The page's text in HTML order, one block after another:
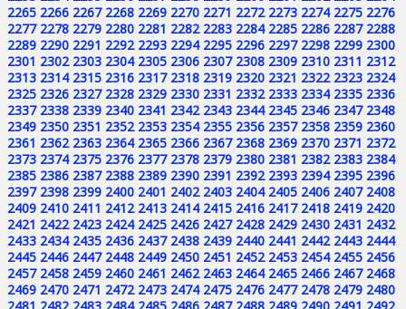
2265 2266 2267 2268 2269 2270 2271 2272 2273 2274 2275 2276
2277 2278 2279 2280 2281 2282 2283 2284 2285 2286 2287 2288
2289 2290 2291 2292 2293 2294 2295 2296 2297 2298 2299 2300
2301 2302 2303 2304 2305 2306 2307 2308 2309 2310 2311 2312
2313 2314 2315 2316 2317 2318 2319 2320 2321 2322 2323 2324
2325 2326 2327 2328 2329 2330 2331 2332 2333 2334 2335 2336
2337 2338 2339 2340 2341 2342 2343 2344 2345 2346 2347 2348
2349 2350 2351 2352 2353 2354 2355 2356 2357 2358 2359 2360
2361 2362 2363 2364 2365 2366 2367 2368 2369 2370 2371 2372
2373 2374 2375 2376 2377 2378 2379 2380 2381 2382 2383 2384
2385 2386 2387 2388 2389 2390 2391 2392 2393 2394 2395 2396
2397 2398 2399 2400 2401 2402 2403 2404 2405 2406 2407 2408
2409 2410 2411 2412 2413 2414 2415 2416 2417 2418 2419 2420
2421 2422 2423 2424 2425 2426 2427 2428 2429 2430 2431 2432
2433 2434 2435 2436 2437 2438 2439 2440 2441 2442 2443 2444
2445 2446 2447 2448 2449 2450 2451 2452 2453 2454 2455 2456
2457 2458 2459 2460 2461 2462 2463 2464 2465 2466 2467 2468
2469 2470 2471 2472 2473 2474 2475 2476 2477 2478 2479 2480